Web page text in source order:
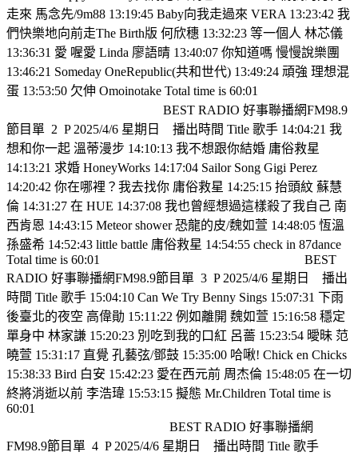
走來 馬念先/9m88 13:19:45 Baby向我走過來 VERA 13:23:42 我
們快樂地向前走The Birth版 何欣穗 13:32:23 等一個人 林芯儀
13:36:31 愛 喔愛 Linda 廖語晴 13:40:07 你知道嗎 慢慢說樂團
13:46:21 Someday OneRepublic(共和世代) 13:49:24 頑強 理想混
蛋 13:53:50 欠伸 Omoinotake Total time is 60:01
BEST RADIO 好事聯播網FM98.9
節目單 2 P 2025/4/6 星期日
播出時間 Title 歌手 14:04:21 我
想和你一起 溫蒂漫步 14:10:13 我不想跟你結婚 庸俗救星
14:13:21 求婚 HoneyWorks 14:17:04 Sailor Song Gigi Perez
14:20:42 你在哪裡？我去找你 庸俗救星 14:25:15 抬頭紋 蘇慧
倫 14:31:27 在 HUE 14:37:08 我也曾經想過這樣殺了我自己 南
西肯恩 14:43:15 Meteor shower 恐龍的皮/魏如萱 14:48:05 恆溫
孫盛希 14:52:43 little battle 庸俗救星 14:54:55 check in 87dance
Total time is 60:01
BEST
RADIO 好事聯播網FM98.9節目單 3 P 2025/4/6 星期日
播出
時間 Title 歌手 15:04:10 Can We Try Benny Sings 15:07:31 下雨
後臺北的夜空 高偉勛 15:11:22 例如離開 魏如萱 15:16:58 穩定
單身中 林家謙 15:20:23 別吃到我的口紅 呂薔 15:23:54 曖昧 范
曉萱 15:31:17 直覺 孔藝弦/鄧鼓 15:35:00 哈啾! Chick en Chicks
15:38:33 Bird 白安 15:42:23 愛在西元前 周杰倫 15:48:05 在一切
終將消逝以前 李浩瑋 15:53:15 擬態 Mr.Children Total time is
60:01
BEST RADIO 好事聯播網
FM98.9節目單 4 P 2025/4/6 星期日
播出時間 Title 歌手